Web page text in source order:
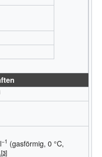
−1 (gasförmig, 0 °C,